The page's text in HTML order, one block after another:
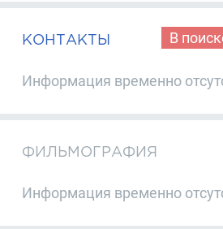
КОНТАКТЫ В
Информация временно
ФИЛЬМОГРАФИЯ
Информация временно